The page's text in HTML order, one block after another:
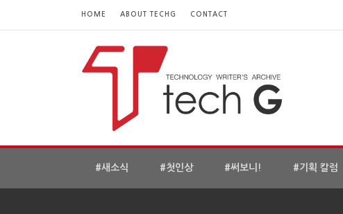
HOME ABOUT TECHG CONTACT
#새소식 #첫인상 #써보니! #기획 칼럼